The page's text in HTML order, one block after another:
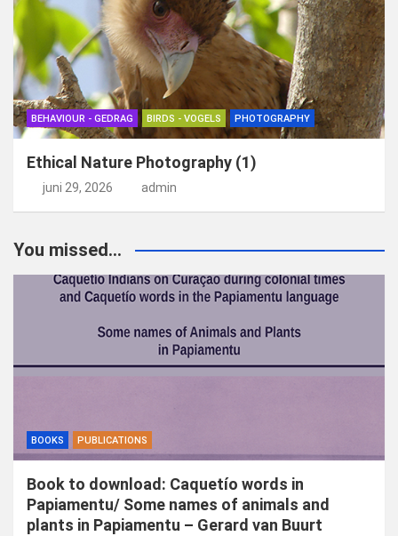
BEHAVIOUR - GEDRAG BIRDS - VOGELS PHOTOGRAPHY
Ethical Nature Photography (1)
juni 29, 2026 admin
You missed...
BOOKS PUBLICATIONS
Book to download: Caquetío words in
Papiamentu/ Some names of animals and
plants in Papiamentu – Gerard van Buurt